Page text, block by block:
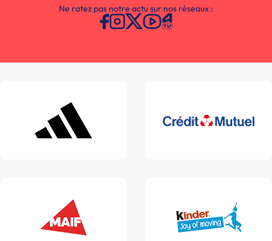
Ne ratez pas notre actu sur nos réseaux :